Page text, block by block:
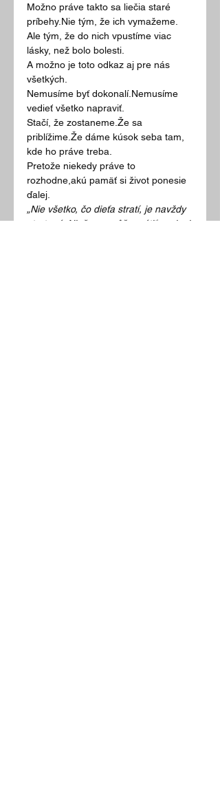
Možno práve takto sa liečia staré
príbehy.Nie tým, že ich vymažeme.
Ale tým, že do nich vpustíme viac
lásky, než bolo bolesti.
A možno je toto odkaz aj pre nás
všetkých.
Nemusíme byť dokonalí.Nemusíme
vedieť všetko napraviť.
Stačí, že zostaneme.Že sa
priblížime.Že dáme kúsok seba tam,
kde ho práve treba.
Pretože niekedy práve to
rozhodne,akú pamäť si život ponesie
ďalej.
„Nie všetko, čo dieťa stratí, je navždy
stratené. Niečo sa môže vrátiť – v inej